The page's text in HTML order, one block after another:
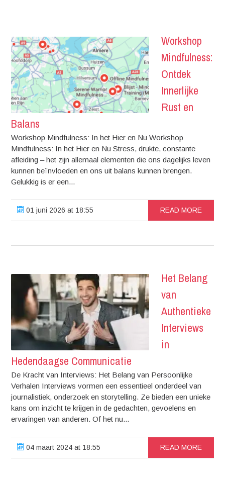
Workshop
Mindfulness:
Ontdek
Innerlijke
Rust en
Balans
Workshop Mindfulness: In het Hier en Nu Workshop
Mindfulness: In het Hier en Nu Stress, drukte, constante
afleiding – het zijn allemaal elementen die ons dagelijks leven
kunnen beïnvloeden en ons uit balans kunnen brengen.
Gelukkig is er een...
01 juni 2026 at 18:55 READ MORE
Het Belang
van
Authentieke
Interviews
in
Hedendaagse Communicatie
De Kracht van Interviews: Het Belang van Persoonlijke
Verhalen Interviews vormen een essentieel onderdeel van
journalistiek, onderzoek en storytelling. Ze bieden een unieke
kans om inzicht te krijgen in de gedachten, gevoelens en
ervaringen van anderen. Of het nu...
04 maart 2024 at 18:55 READ MORE